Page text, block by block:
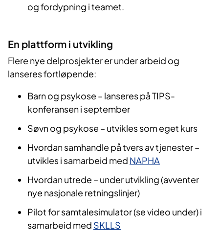
og fordypning i teamet.
En plattform i utvikling
Flere nye delprosjekter er under arbeid og
lanseres fortløpende:
Barn og psykose – lanseres på TIPS-
konferansen i september
Søvn og psykose – utvikles som eget kurs
Hvordan samhandle på tvers av tjenester –
utvikles i samarbeid med NAPHA
Hvordan utrede – under utvikling (avventer
nye nasjonale retningslinjer)
Pilot for samtalesimulator (se video under) i
samarbeid med SKLLS